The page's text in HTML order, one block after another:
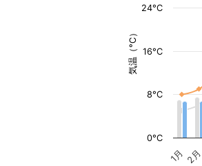
気温（°C）
1月 2月
0°C
8°C
16°C
24°C